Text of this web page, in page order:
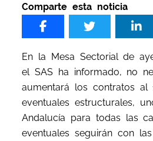
Comparte esta noticia
En la Mesa Sectorial de
el SAS ha informado, no
aumentará los contratos al
eventuales estructurales,
Andalucía para todas las
eventuales seguirán con